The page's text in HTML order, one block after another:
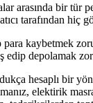
arasında bir tür
tarafından hiç
para kaybetmek
edip depolamak
hesaplı bir
elektirik